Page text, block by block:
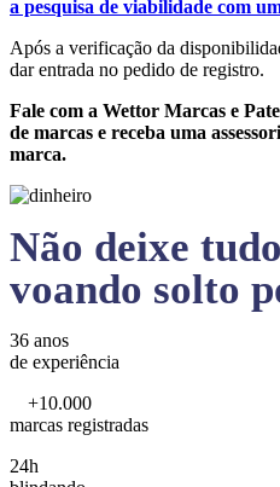
a pesquisa de viabilidade com
Após a verificação da
dar entrada no pedido de registro.
Fale com a Wettor Marcas e
de marcas e receba uma
marca.
Não deixe
voando solto
36 anos
de experiência
+10.000
marcas registradas
24h